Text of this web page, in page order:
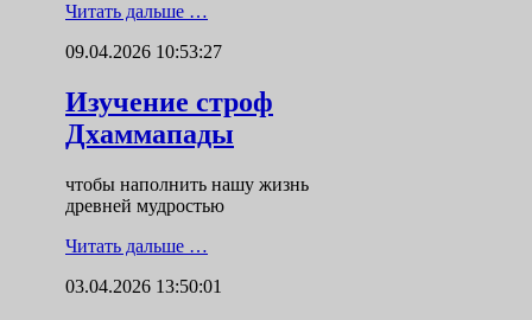
Читать дальше …
09.04.2026 10:53:27
Изучение строф
Дхаммапады
чтобы наполнить нашу жизнь
древней мудростью
Читать дальше …
03.04.2026 13:50:01